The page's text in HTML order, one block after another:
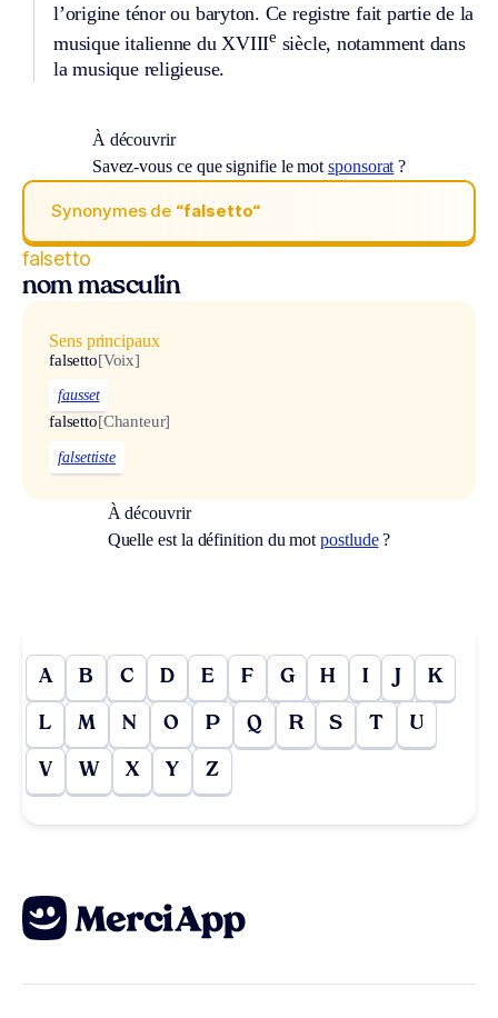
l’origine ténor ou baryton. Ce registre fait partie de la
musique italienne du XVIIIe siècle, notamment dans
la musique religieuse.
À découvrir
Savez-vous ce que signifie le motsponsorat ?
Synonymes de “falsetto“
falsetto
nom masculin
Sens principaux
falsetto[Voix]
fausset
falsetto[Chanteur]
falsettiste
À découvrir
Quelle est la définition du motpostlude?
A B C D E F G H I J K
L M N O P Q R S T U
V W X Y Z